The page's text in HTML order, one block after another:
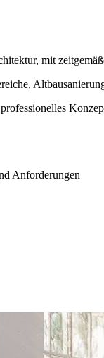
mit
Anforderungen